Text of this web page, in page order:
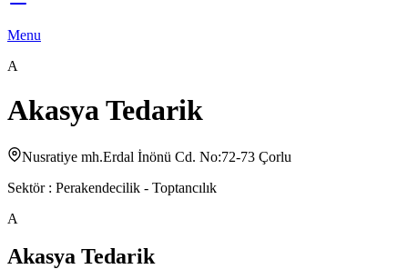
Menu
A
Akasya Tedarik
Nusratiye mh.Erdal İnönü Cd. No:72-73 Çorlu
Sektör : Perakendecilik - Toptancılık
A
Akasya Tedarik